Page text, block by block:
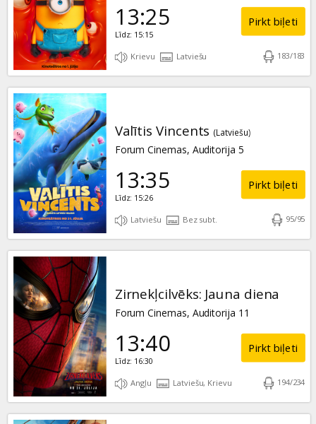
13:25
Līdz: 15:15
Pirkt biļeti
Krievu Latviešu 183/183
Valītis Vincents (Latviešu)
Forum Cinemas, Auditorija 5
13:35
Līdz: 15:26
Pirkt biļeti
Latviešu Bez subt. 95/95
Zirnekļcilvēks: Jauna diena
Forum Cinemas, Auditorija 11
13:40
Līdz: 16:30
Pirkt biļeti
Angļu Latviešu, Krievu 194/234